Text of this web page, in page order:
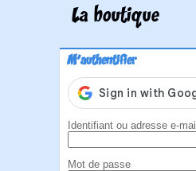
La boutique
M'authentifier
Identifiant ou adresse e-mail
Mot de passe